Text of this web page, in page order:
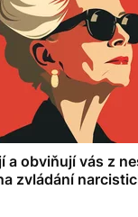
a obviňují vás z
zvládání